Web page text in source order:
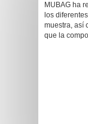
MUBAG ha
los
muestra, así
que la